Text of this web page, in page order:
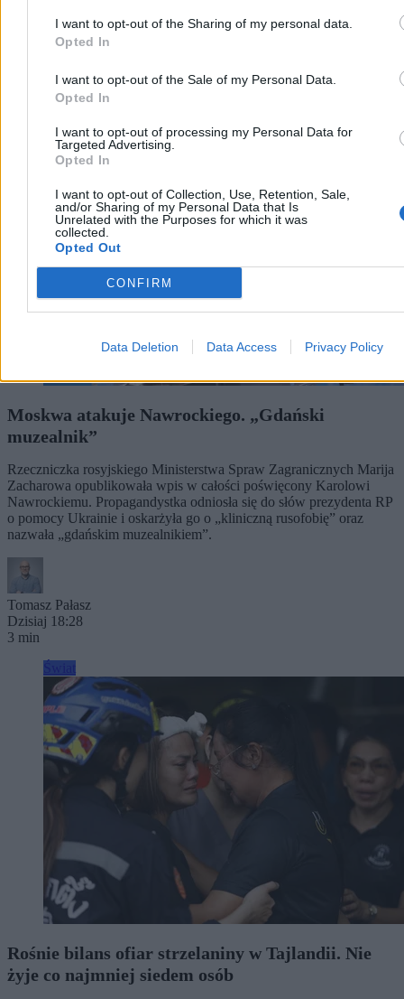
I want to opt-out of the Sharing of my personal data.
Opted In
I want to opt-out of the Sale of my Personal Data.
Opted In
I want to opt-out of processing my Personal Data for
Targeted Advertising.
Opted In
I want to opt-out of Collection, Use, Retention, Sale,
and/or Sharing of my Personal Data that Is
Unrelated with the Purposes for which it was
collected.
Opted Out
CONFIRM
Data Deletion Data Access Privacy Policy
Świat
Moskwa atakuje Nawrockiego. „Gdański
muzealnik”
Rzeczniczka rosyjskiego Ministerstwa Spraw Zagranicznych Marija
Zacharowa opublikowała wpis w całości poświęcony Karolowi
Nawrockiemu. Propagandystka odniosła się do słów prezydenta RP
o pomocy Ukrainie i oskarżyła go o „kliniczną rusofobię” oraz
nazwała „gdańskim muzealnikiem”.
Tomasz Pałasz
Dzisiaj 18:28
3 min
Rośnie bilans ofiar strzelaniny w Tajlandii. Nie
żyje co najmniej siedem osób